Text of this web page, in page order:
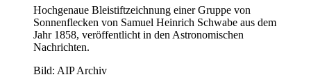
Hochgenaue Bleistiftzeichnung einer Gruppe von
Sonnenflecken von Samuel Heinrich Schwabe aus dem
Jahr 1858, veröffentlicht in den Astronomischen
Nachrichten.
Bild: AIP Archiv